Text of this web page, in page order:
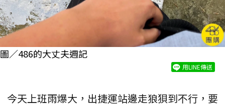
圖／486的大丈夫週記
用LINE傳送
今天上班雨爆大，出捷運站邊走狼狽到不行，要